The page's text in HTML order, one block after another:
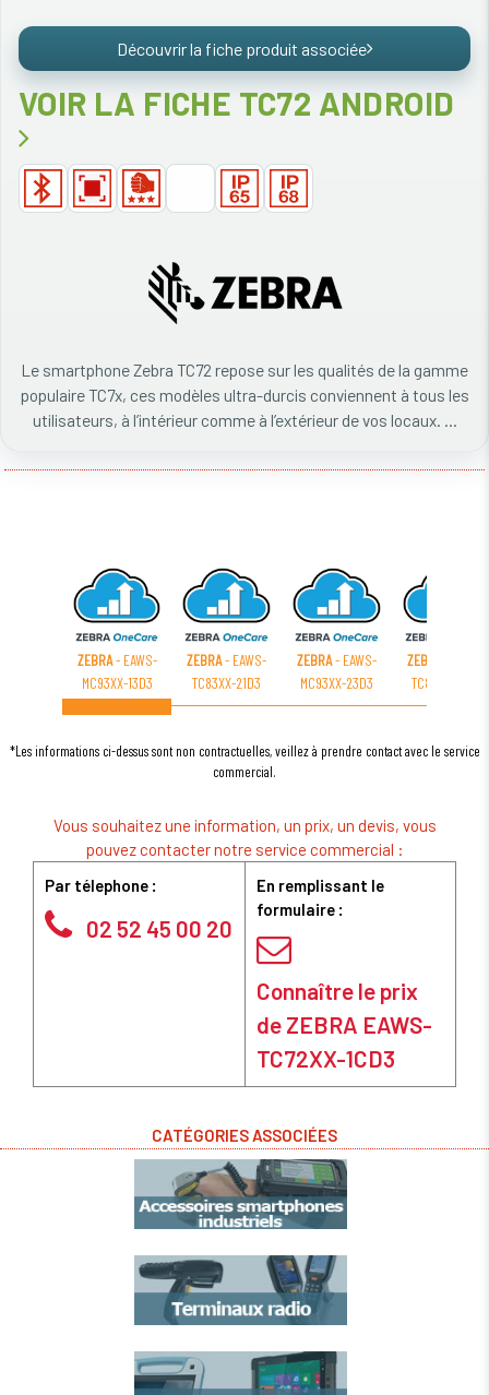
Découvrir la fiche produit associée
VOIR LA FICHE TC72 ANDROID
Le smartphone Zebra TC72 repose sur les qualités de la gamme
populaire TC7x, ces modèles ultra-durcis conviennent à tous les
utilisateurs, à l’intérieur comme à l’extérieur de vos locaux. ...
ZEBRA- EAWS-
MC93XX-13D3
ZEBRA- EAWS-
TC83XX-21D3
ZEBRA- EAWS-
MC93XX-23D3
ZEBRA
TC83XX-1CD3
*Les informations ci-dessus sont non contractuelles, veillez à prendre contact avec le service
commercial.
Vous souhaitez une information, un prix, un devis, vous
pouvez contacter notre service commercial :
Par télephone :
02 52 45 00 20
En remplissant le
formulaire :
Connaître le prix
de ZEBRA EAWS-
TC72XX-1CD3
CATÉGORIES ASSOCIÉES